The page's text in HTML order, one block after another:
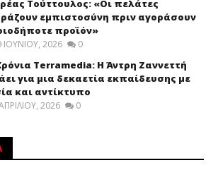
Τούττουλος: «Οι πελάτες
εμπιστοσύνη πριν αγοράσουν
προϊόν»
ΙΟΥΝΊΟΥ, 2026 0
Terramedia: Η Άντρη Ζαννεττή
για μια δεκαετία εκπαίδευσης με
και αντίκτυπο
2026 0